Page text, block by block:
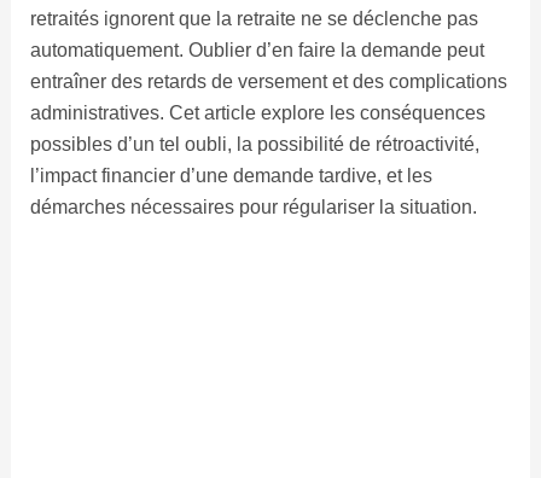
retraités ignorent que la retraite ne se déclenche pas
automatiquement. Oublier d’en faire la demande peut
entraîner des retards de versement et des complications
administratives. Cet article explore les conséquences
possibles d’un tel oubli, la possibilité de rétroactivité,
l’impact financier d’une demande tardive, et les
démarches nécessaires pour régulariser la situation.